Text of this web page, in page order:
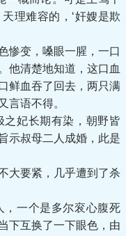
理难容的，‘奸嫂是欺
变，嗓眼一腥，一口
他清楚地知道，这口血
鲜血吞了回去，两只满
言语不得。
妃长期有染，朝野皆
示叔母二人成婚，此是
要紧，几乎遭到了杀
一个是多尔衮心腹死
下互换了一下眼色，由